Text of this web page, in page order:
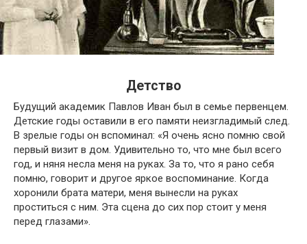
Детство
Будущий академик Павлов Иван был в семье первенцем.
Детские годы оставили в его памяти неизгладимый след.
В зрелые годы он вспоминал: «Я очень ясно помню свой
первый визит в дом. Удивительно то, что мне был всего
год, и няня несла меня на руках. За то, что я рано себя
помню, говорит и другое яркое воспоминание. Когда
хоронили брата матери, меня вынесли на руках
проститься с ним. Эта сцена до сих пор стоит у меня
перед глазами».